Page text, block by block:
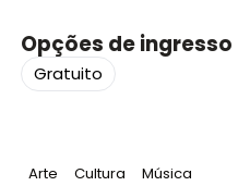
Opções de ingresso
Gratuito
Tag:
Arte Tag:
Cultura Tag:
Música